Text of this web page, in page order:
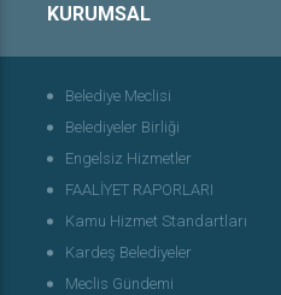
KURUMSAL
Belediye Meclisi
Belediyeler Birliği
Engelsiz Hizmetler
FAALİYET RAPORLARI
Kamu Hizmet Standartları
Kardeş Belediyeler
Meclis Gündemi